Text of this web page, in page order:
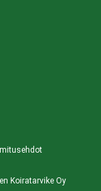
Koiratarvike Oy